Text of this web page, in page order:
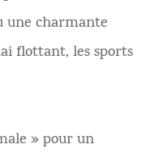
une charmante
flottant, les sports
» pour un